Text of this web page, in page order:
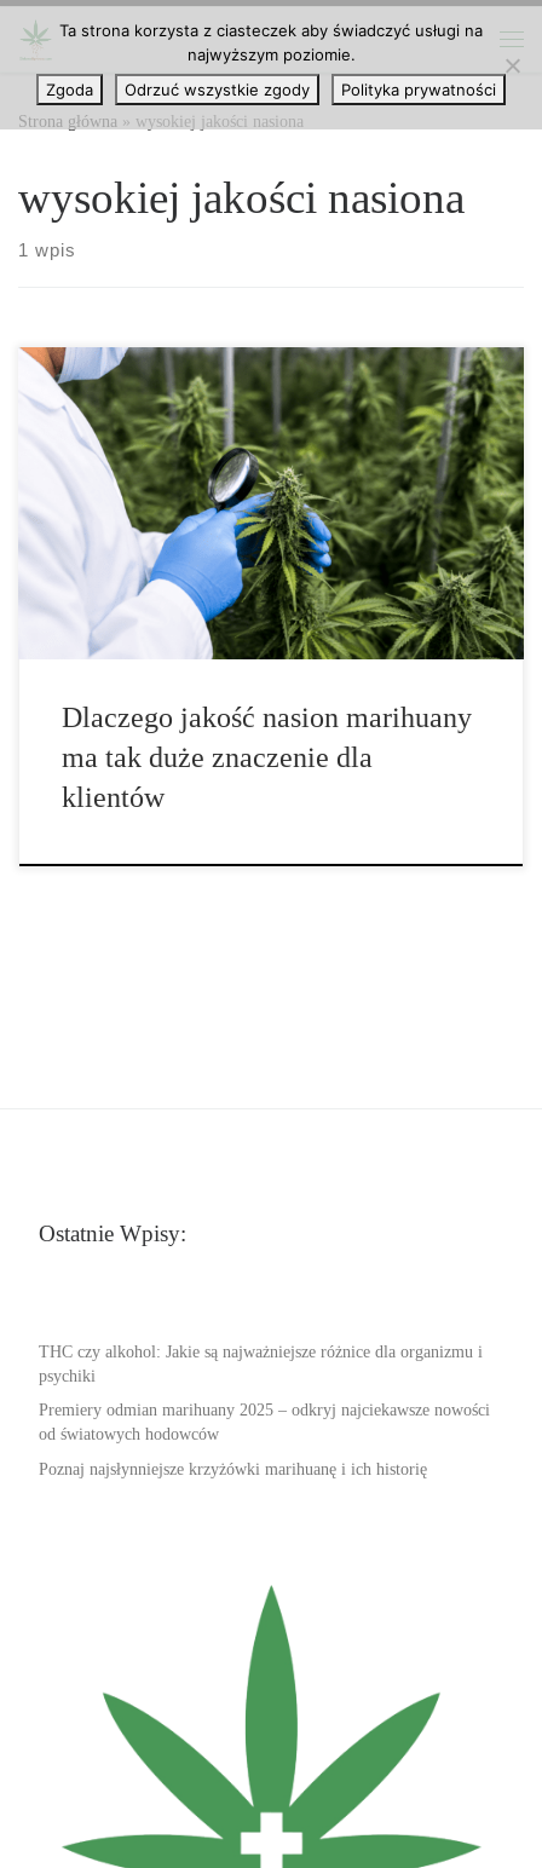
Przejdź do treści
Strona główna » wysokiej jakości nasiona
wysokiej jakości nasiona
1 wpis
Jak firmy utrzymują wysoką jakość nasion marihuany? Jakość
nasion marihuany to jeden z najważniejszych elementów
decydujących o wiarygodności producenta, zaufaniu klientów oraz
pozycji marki na rynku konopnym. Profesjonalne firmy nie
traktują nasion jak zwykłego produktu handlowego, lecz jak
materiał biologiczny, którego wartość zależy od wielu
powiązanych ze sobą czynników. Znaczenie […]
Dlaczego jakość nasion marihuany
ma tak duże znaczenie dla
klientów
Ostatnie Wpisy:
THC czy alkohol: Jakie są najważniejsze różnice dla organizmu i
psychiki
Premiery odmian marihuany 2025 – odkryj najciekawsze nowości
od światowych hodowców
Poznaj najsłynniejsze krzyżówki marihuanę i ich historię
Ta strona korzysta z ciasteczek aby świadczyć usługi na
najwyższym poziomie.
Zgoda
Odrzuć wszystkie zgody Polityka prywatności